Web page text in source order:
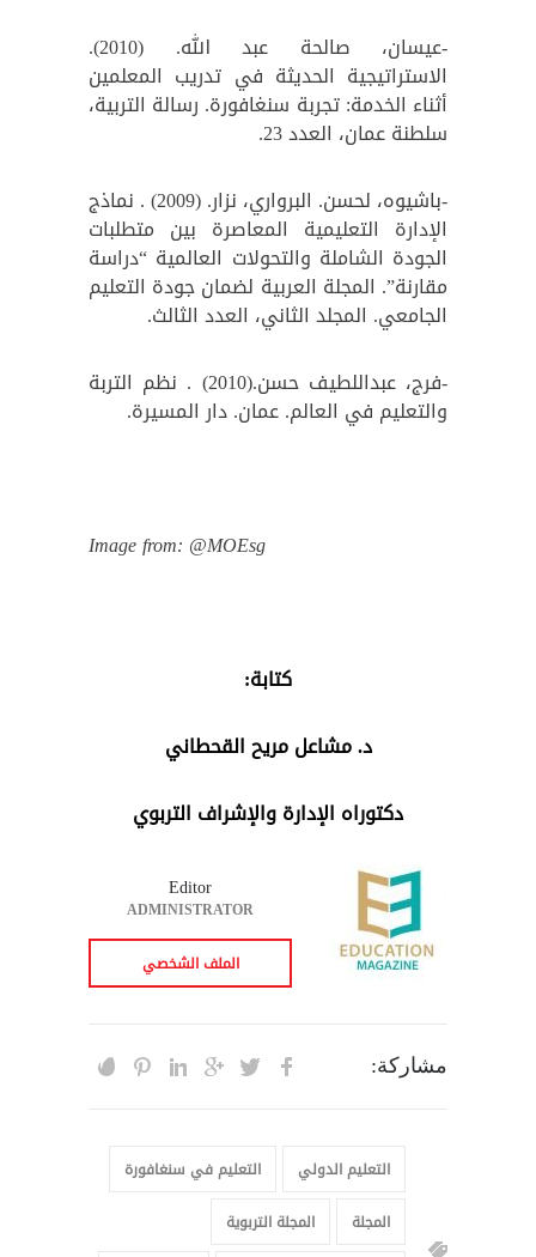
-عيسان، صالحة عبد الله. (2010).
الاستراتيجية الحديثة في تدريب المعلمين
أثناء الخدمة: تجربة سنغافورة. رسالة التربية،
سلطنة عمان، العدد 23.
-باشيوه، لحسن. البرواري، نزار. (2009) . نماذج
الإدارة التعليمية المعاصرة بين متطلبات
الجودة الشاملة والتحولات العالمية “دراسة
مقارنة”. المجلة العربية لضمان جودة التعليم
الجامعي. المجلد الثاني، العدد الثالث.
-فرج، عبداللطيف حسن.(2010) . نظم التربة
والتعليم في العالم. عمان. دار المسيرة.
Image from: @MOEsg
كتابة:
د. مشاعل مريح القحطاني
دكتوراه الإدارة والإشراف التربوي
Editor
ADMINISTRATOR
الملف الشخصي
مشاركة:
التعليم الدولي
التعليم في سنغافورة
المجلة
المجلة التربوية